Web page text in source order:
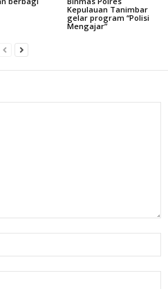
Kepulauan Tanimbar
gelar program “Polisi
Mengajar”